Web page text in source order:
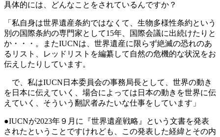
具体的には、どんなことをされているんですか？
「私自身は世界遺産条約ではなくて、生物多様性条約という
別の国際条約の専門家として15年、国際会議に出続けたりと
か・・・。またIUCNは、世界遺産に限らず絶滅の恐れのあ
るリスト、レッドリストを編纂して自然の危機的な状況をお
伝えしたりしています。
で、私はIUCN日本委員会の事務局長として、世界の動き
を日本に伝えていく、場合によっては日本の動きを世界に伝
えていく、そういう翻訳者みたいな仕事をしています」
●IUCNが2023年９月に『世界遺産戦略』という文書を発表
されたということですけれども、この発表した経緯とその内